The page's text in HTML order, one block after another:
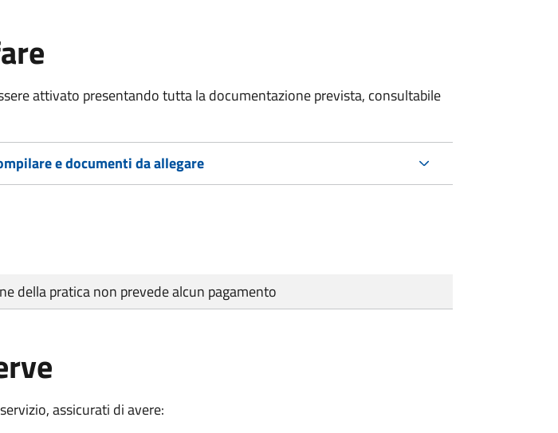
attivato presentando tutta la documentazione prevista, consultabile
e documenti da allegare
della pratica non prevede alcun pagamento
assicurati di avere: